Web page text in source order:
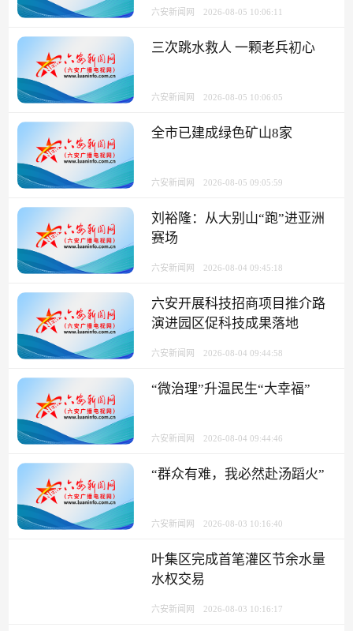
六安新闻网 2026-08-05 10:06:11
三次跳水救人 一颗老兵初心
六安新闻网 2026-08-05 10:06:05
全市已建成绿色矿山8家
六安新闻网 2026-08-05 09:05:59
刘裕隆：从大别山“跑”进亚洲
赛场
六安新闻网 2026-08-04 09:45:18
六安开展科技招商项目推介路
演进园区促科技成果落地
六安新闻网 2026-08-04 09:44:58
“微治理”升温民生“大幸福”
六安新闻网 2026-08-04 09:44:46
“群众有难，我必然赴汤蹈火”
六安新闻网 2026-08-03 10:16:40
叶集区完成首笔灌区节余水量
水权交易
六安新闻网 2026-08-03 10:16:17